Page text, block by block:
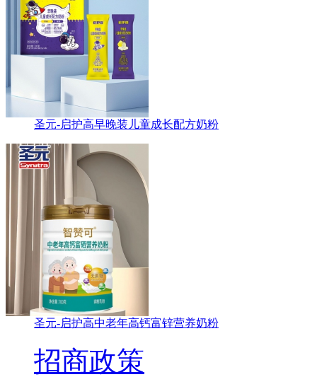
圣元-启护高早晚装儿童成长配方奶粉
圣元-启护高中老年高钙富锌营养奶粉
招商政策